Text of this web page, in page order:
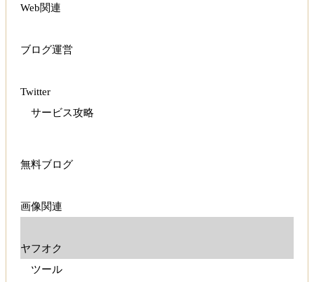
Web関連
ブログ運営
Twitter
サービス攻略
無料ブログ
画像関連
ヤフオク
ツール